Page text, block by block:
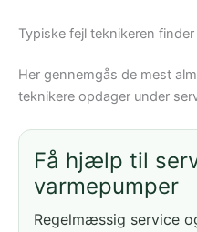
Typiske fejl teknikeren
Her gennemgås de mest
teknikere opdager under
Få hjælp til
varmepumper
Regelmæssig service